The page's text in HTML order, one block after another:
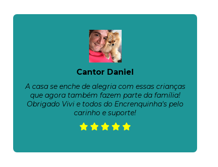
Cantor Daniel
A casa se enche de alegria com essas crianças
que agora também fazem parte da família!
Obrigado Vivi e todos do Encrenquinha's pelo
carinho e suporte!